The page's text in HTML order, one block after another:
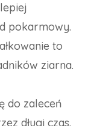
pokarmowy.
to
ziarna.
do zaleceń
długi czas.